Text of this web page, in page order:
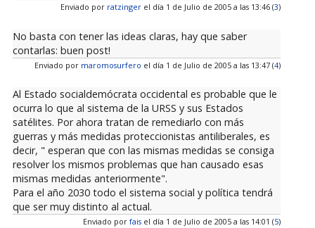
Enviado por ratzingerel día 1 de Julio de 2005 a las 13:46 (3)
No basta con tener las ideas claras, hay que saber
contarlas: buen post!
Enviado por maromosurfero el día 1 de Julio de 2005 a las 13:47 (4)
Al Estado socialdemócrata occidental es probable que le
ocurra lo que al sistema de la URSS y sus Estados
satélites. Por ahora tratan de remediarlo con más
guerras y más medidas proteccionistas antiliberales, es
decir, " esperan que con las mismas medidas se consiga
resolver los mismos problemas que han causado esas
mismas medidas anteriormente".
Para el año 2030 todo el sistema social y política tendrá
que ser muy distinto al actual.
Enviado por faisel día 1 de Julio de 2005 a las 14:01 (5)